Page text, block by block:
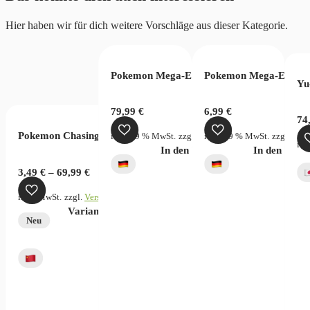
Hier haben wir für dich weitere Vorschläge aus dieser Kategorie.
zzgl.Versandkosten
Pokemon Chasing Glory Together Chinese
3,49€–69,99€
inkl. MwSt. zzgl.Versandkosten
Variante wählen
Neu
Pokemon Mega-Entwicklung Dunkelnacht
79,99€
inkl. 19 % MwSt. zzgl. Versandkosten
In den Warenkorb
Pokemon Mega-
6,99 €
inkl. 19 % MwSt. zzgl.
In den